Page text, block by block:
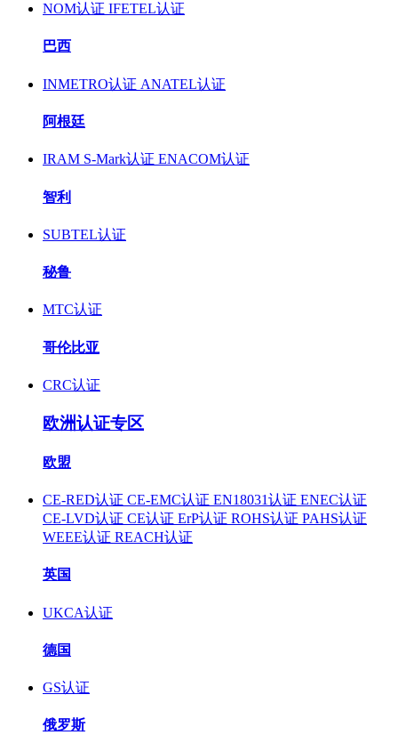
NOM认证 IFETEL认证
巴西
INMETRO认证 ANATEL认证
阿根廷
IRAM S-Mark认证 ENACOM认证
智利
SUBTEL认证
秘鲁
MTC认证
哥伦比亚
CRC认证
欧洲认证专区
欧盟
CE-RED认证 CE-EMC认证 EN18031认证 ENEC认证
CE-LVD认证 CE认证 ErP认证 ROHS认证 PAHS认证
WEEE认证 REACH认证
英国
UKCA认证
德国
GS认证
俄罗斯